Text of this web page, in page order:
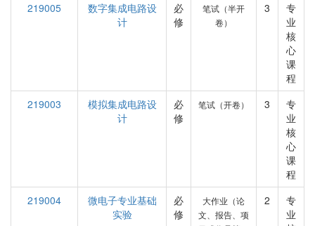
219005
数字集成电路设
计
必
修
笔试（半开
卷）
3
专
业
核
心
课
程
219003
模拟集成电路设
计
必
修
笔试（开卷） 3
专
业
核
心
课
程
219004
微电子专业基础
实验
必
修
大作业（论
文、报告、项
2
专
业